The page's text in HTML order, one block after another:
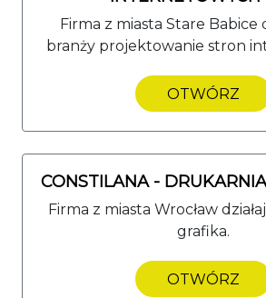
Firma z miasta Stare Babice
branży projektowanie stron
OTWÓRZ
CONSTILANA -
Firma z miasta Wrocław
grafika.
OTWÓRZ